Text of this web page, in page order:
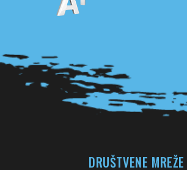
DRUŠTVENE MREŽE